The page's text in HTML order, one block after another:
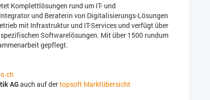
Komplettlösungen rund um IT- und
und Beraterin von Digitalisierungs-Lösungen
mit Infrastruktur und IT-Services und verfügt über
Softwarelösungen. Mit über 1500 rundum
gepflegt.
AGauch auf dertopsoft Marktübersicht